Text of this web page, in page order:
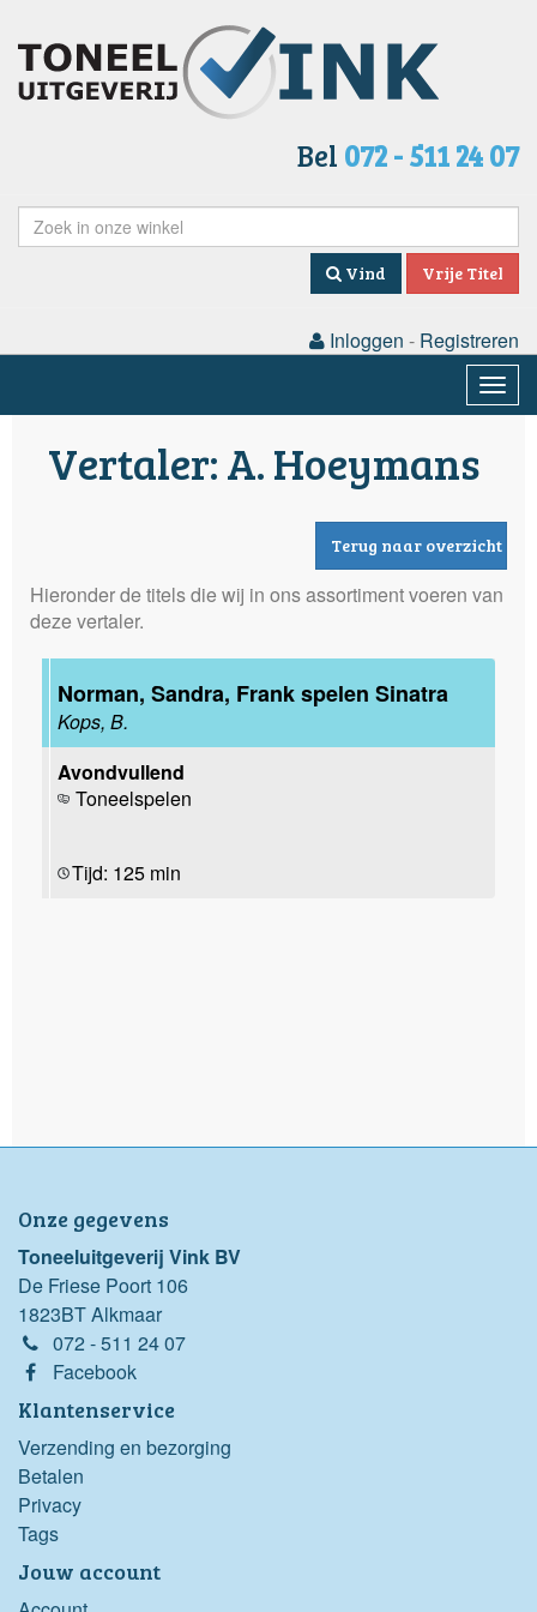
Bel 072 - 511 24 07
Vind Vrije Titel
Inloggen - Registreren
Vertaler: A. Hoeymans
Terug naar overzicht
Hieronder de titels die wij in ons assortiment voeren van
deze vertaler.
Norman, Sandra, Frank spelen Sinatra
Kops, B.
Avondvullend
Toneelspelen
Tijd: 125 min
Onze gegevens
Toneeluitgeverij Vink BV
De Friese Poort 106
1823BT Alkmaar
072 - 511 24 07
Facebook
Klantenservice
Verzending en bezorging
Betalen
Privacy
Tags
Jouw account